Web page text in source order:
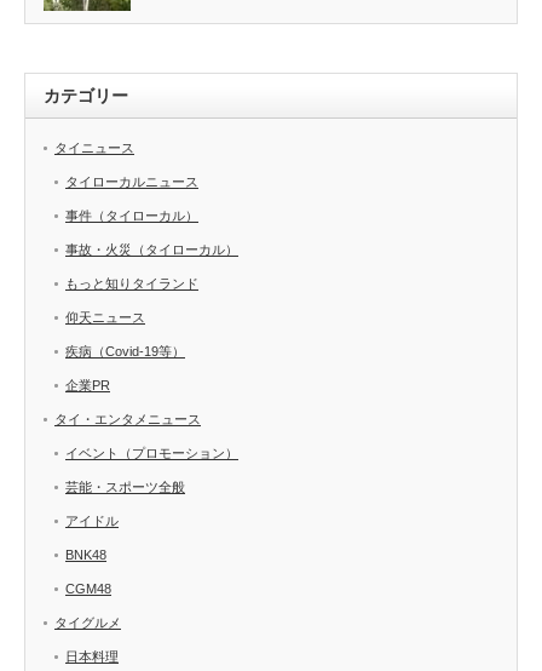
カテゴリー
タイニュース
タイローカルニュース
事件（タイローカル）
事故・火災（タイローカル）
もっと知りタイランド
仰天ニュース
疾病（Covid-19等）
企業PR
タイ・エンタメニュース
イベント（プロモーション）
芸能・スポーツ全般
アイドル
BNK48
CGM48
タイグルメ
日本料理